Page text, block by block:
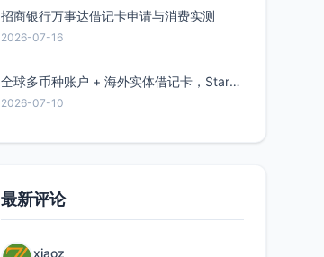
招商银行万事达借记卡申请与消费实测
2026-07-16
全球多币种账户 + 海外实体借记卡，Starryblu开户教程与注意事项
2026-07-10
最新评论
xiaoz